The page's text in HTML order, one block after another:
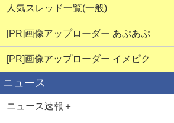
人気スレッド一覧(一般)
[PR]画像アップローダー あぷあぷ
[PR]画像アップローダー イメピク
ニュース
ニュース速報＋